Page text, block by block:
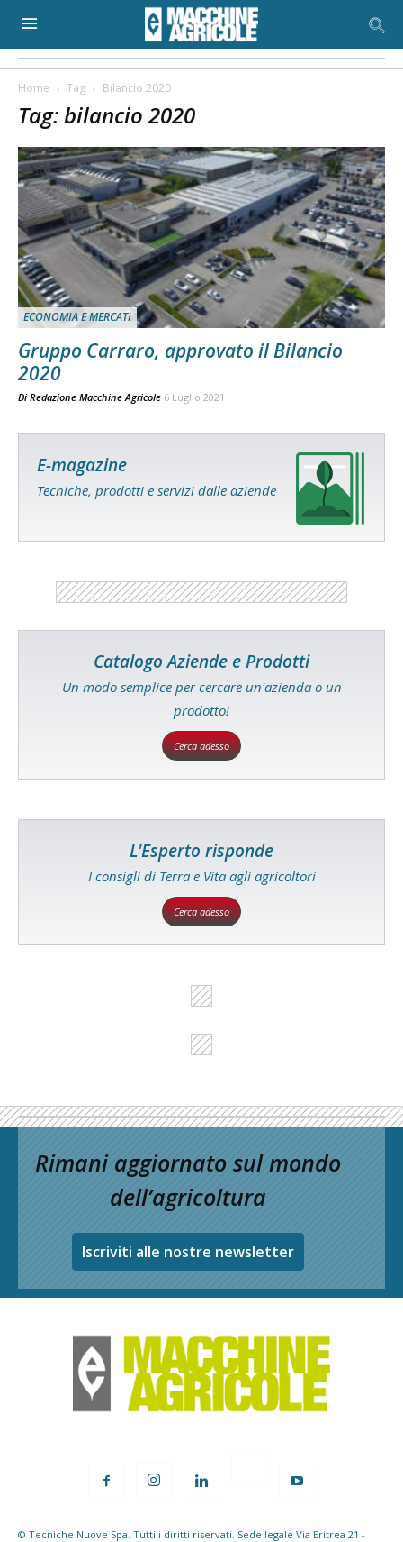
Home Tag Bilancio 2020
Tag: bilancio 2020
ECONOMIA E MERCATI
Gruppo Carraro, approvato il Bilancio
2020
Di Redazione Macchine Agricole 6 Luglio 2021
E-magazine
Tecniche, prodotti e servizi dalle aziende
Catalogo Aziende e Prodotti
Un modo semplice per cercare un'azienda o un
prodotto!
Cerca adesso
L'Esperto risponde
I consigli di Terra e Vita agli agricoltori
Cerca adesso
Rimani aggiornato sul mondo
dell’agricoltura
Iscriviti alle nostre newsletter
© Tecniche Nuove Spa. Tutti i diritti riservati. Sede legale Via Eritrea 21 -